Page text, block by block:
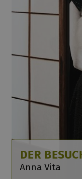
DER
Anna Vita